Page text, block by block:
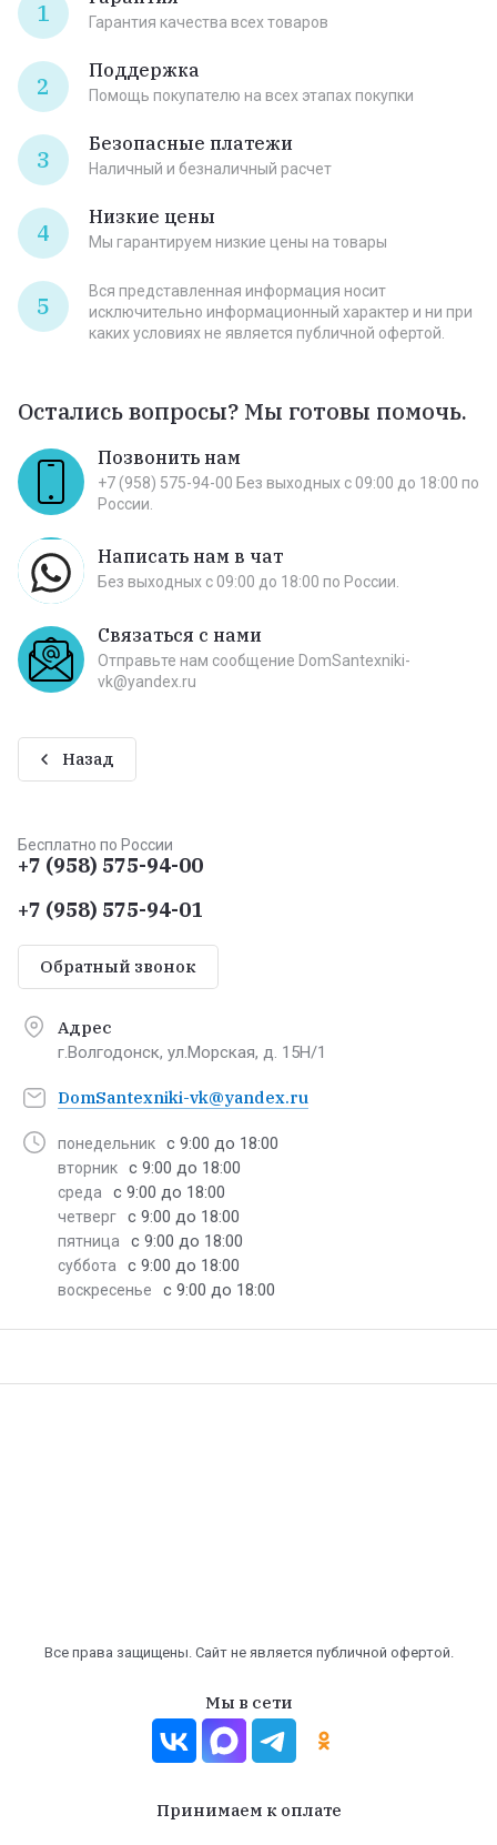
1 Гарантия качества всех товаров
2
Поддержка
Помощь покупателю на всех этапах покупки
3
Безопасные платежи
Наличный и безналичный расчет
4
Низкие цены
Мы гарантируем низкие цены на товары
5
Вся представленная информация носит
исключительно информационный характер и ни при
каких условиях не является публичной офертой.
Остались вопросы? Мы готовы помочь.
Позвонить нам
+7 (958) 575-94-00 Без выходных c 09:00 до 18:00 по
России.
Написать нам в чат
Без выходных c 09:00 до 18:00 по России.
Связаться с нами
Отправьте нам сообщение DomSantexniki-
vk@yandex.ru
Назад
Бесплатно по России
+7 (958) 575-94-00
+7 (958) 575-94-01
Обратный звонок
Адрес
г.Волгодонск, ул.Морская, д. 15Н/1
DomSantexniki-vk@yandex.ru
понедельник с 9:00 до 18:00
вторник с 9:00 до 18:00
среда с 9:00 до 18:00
четверг с 9:00 до 18:00
пятница с 9:00 до 18:00
суббота с 9:00 до 18:00
воскресенье с 9:00 до 18:00
Все права защищены. Сайт не является публичной офертой.
Мы в сети
Принимаем к оплате